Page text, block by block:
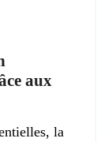
aux
la